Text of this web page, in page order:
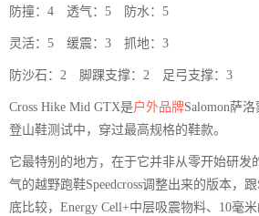
防撞：4 透气：5 防水：5
灵活：5 缓震：3 抓地：3
防沙石：2 脚踝支撑：2 足弓支撑：3
Cross Hike Mid GTX是户外品牌Salomon萨
登山鞋测试中，穿过最高规格的鞋款。
它最特别的地方，在于它并非从零开始研发
气的越野跑鞋Speedcross调整出来的版本，跟
底比较，Energy Cell+中层吸震物料、10毫